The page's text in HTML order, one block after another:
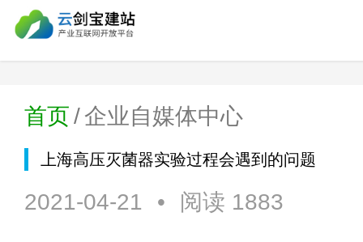
首页/企业自媒体中心
上海高压灭菌器实验过程会遇到的问题
2021-04-21 • 阅读 1883